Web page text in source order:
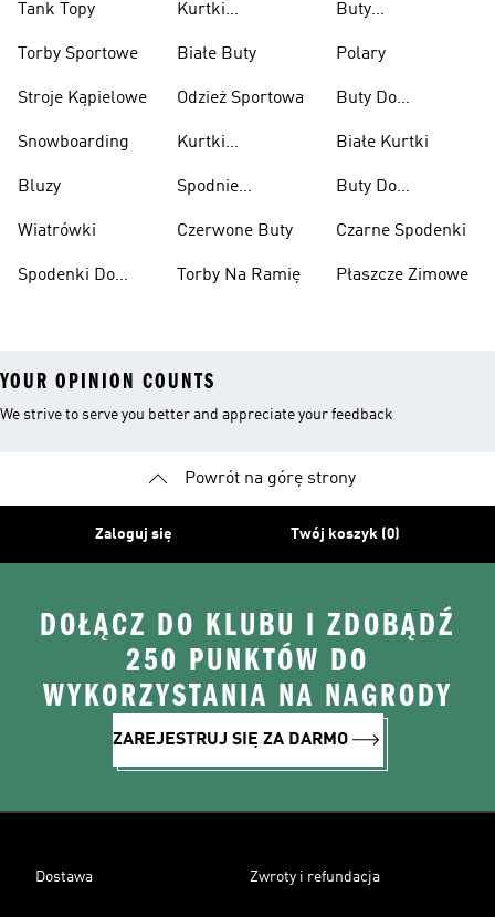
Tank Topy
Torby Sportowe
Stroje Kąpielowe
Snowboarding
Bluzy
Wiatrówki
Spodenki Do
Kurtki
Białe Buty
Odzież Sportowa
Kurtki
Spodnie
Czerwone Buty
Torby Na Ramię
Buty
Polary
Buty Do
Ciężarów
Białe Kurtki
Buty Do
Czarne Spodenki
Płaszcze Zimowe
YOUR OPINION COUNTS
We strive to serve you better and appreciate your feedback
Powrót na górę strony
Zaloguj się Twój koszyk (0)
DOŁĄCZ DO KLUBU I ZDOBĄDŹ
250 PUNKTÓW DO
WYKORZYSTANIA NA NAGRODY
ZAREJESTRUJ SIĘ ZA DARMO
Dostawa Zwroty i refundacja